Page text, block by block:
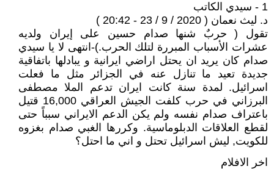
1 - سيدي الكاتب
د. ليث نعمان ( 2020 / 9 / 23 - 20:42 )
تقول ( حربٌ شنها صدام حسين على إيران ولديه
عشرات الأسباب المبررة لتلك الحرب.)-انتهى لا يا سيدي
صدام كان يريد ان يحتل اراضي ايرانية و يبادلها باتفاقية
جديدة تعيد ما تنازل عنه في الجزائر مثل ما فعلت
اسرائيل. لمدة سنة كانت ايران تدعم الملا مصطفى
البرزاني في حرب كلفت الجيش العراقي 16,000 قتيل
باعتراف صدام نفسه ولم يكن الدعم الايراني سبباً حتى
لقطع العلاقات الدبلوماسية. وكررها الغبي صدام بغزوه
للكويت, ليش اسرائيل تحتل و اني ما احتل؟
اخر الافلام